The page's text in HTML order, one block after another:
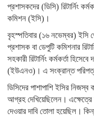
প্রশাসকদের (ডিসি) রিটার্নিং
কমিশন (ইসি)।
বৃহস্পতিবার (১৬ নভেম্বর) ইসি
প্রশাসক বা ডেপুটি কমিশনার
সহকারী রিটার্নিং কর্মকর্তা
(ইউএনও)। এ সংক্রান্ত
ডিসিদের পাশাপাশি ইসির নিজস্ব
আগ্রহ দেখিয়েছিলেন। এক্ষেত্রে
দেওয়ার দাবি তোলা হয়েছিল।